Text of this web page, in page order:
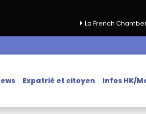
La French Chamber lance sa
Expatrié et citoyen Infos HK/